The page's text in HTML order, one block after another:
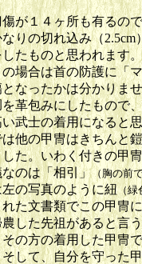
が１４ヶ所も有るの
りの切れ込み（
たものと思われます
場合は首の防護に「
なったかは分かりま
革包みにしたもので
武士の着用になると
他の甲冑はきちんと
た。いわく付きの甲
のは「相引」（胸の前
の写真のように紐（緑
た文書類でこの甲冑
した先祖があると言
の方の着用した甲冑
して、自分を守った